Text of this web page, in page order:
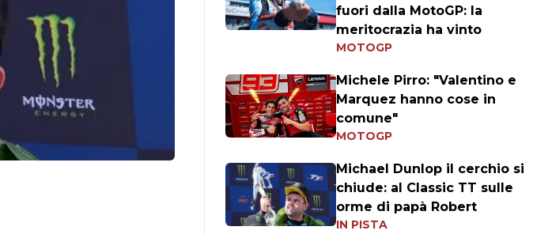
fuori dalla MotoGP: la
meritocrazia ha vinto
MOTOGP
Michele Pirro: "Valentino e
Marquez hanno cose in
comune"
MOTOGP
Michael Dunlop il cerchio si
chiude: al Classic TT sulle
orme di papà Robert
IN PISTA